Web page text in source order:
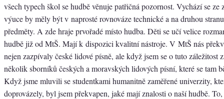
všech typech škol se hudbě věnuje patřičná pozornost. Vychází se ze
výuce by měly být v naprosté rovnováze technické a na druhou
předměty. A zde hraje prvořadé místo hudba. Děti se učí velice
hudbě již od MtŠ. Mají k dispozici kvalitní nástroje. V MtŠ nás
nejen zazpívaly české lidové písně, ale když jsem se o tuto záležitost
několik sborníků českých a moravských lidových písní, které se tam
Když jsme mluvili se studentkami humanitně zaměřené univerzity,
doprovázely, byl jsem překvapen, jaké mají znalosti o naší hudbě.